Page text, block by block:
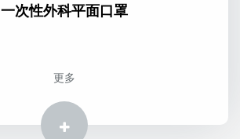
一次性外科平面口罩
更多